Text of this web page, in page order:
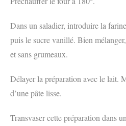
Dans un saladier, introduire la
puis le sucre vanillé. Bien
et sans grumeaux.
Délayer la préparation avec le lait.
d’une pâte lisse.
Transvaser cette préparation dans